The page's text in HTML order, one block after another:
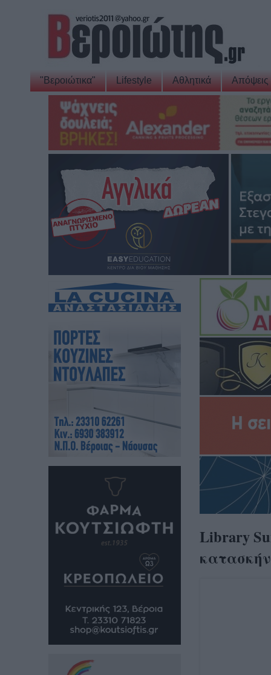
"Βεροιώτικα" Lifestyle Αθλητικά Απόψεις
Library